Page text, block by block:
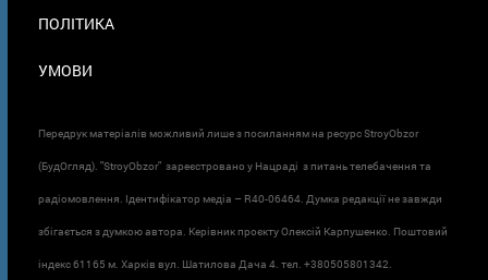
ПОЛІТИКА
УМОВИ
Передрук матеріалів можливий лише з посиланням на ресурс StroyObzor
(БудОгляд). "StroyObzor" зареєстровано у Нацраді з питань телебачення та
радіомовлення. Ідентифікатор медіа – R40-06464. Думка редакції не завжди
збігається з думкою автора. Керівник проєкту Олексій Карпушенко. Поштовий
індекс 61165 м. Харків вул. Шатилова Дача 4. тел. +380505801342.